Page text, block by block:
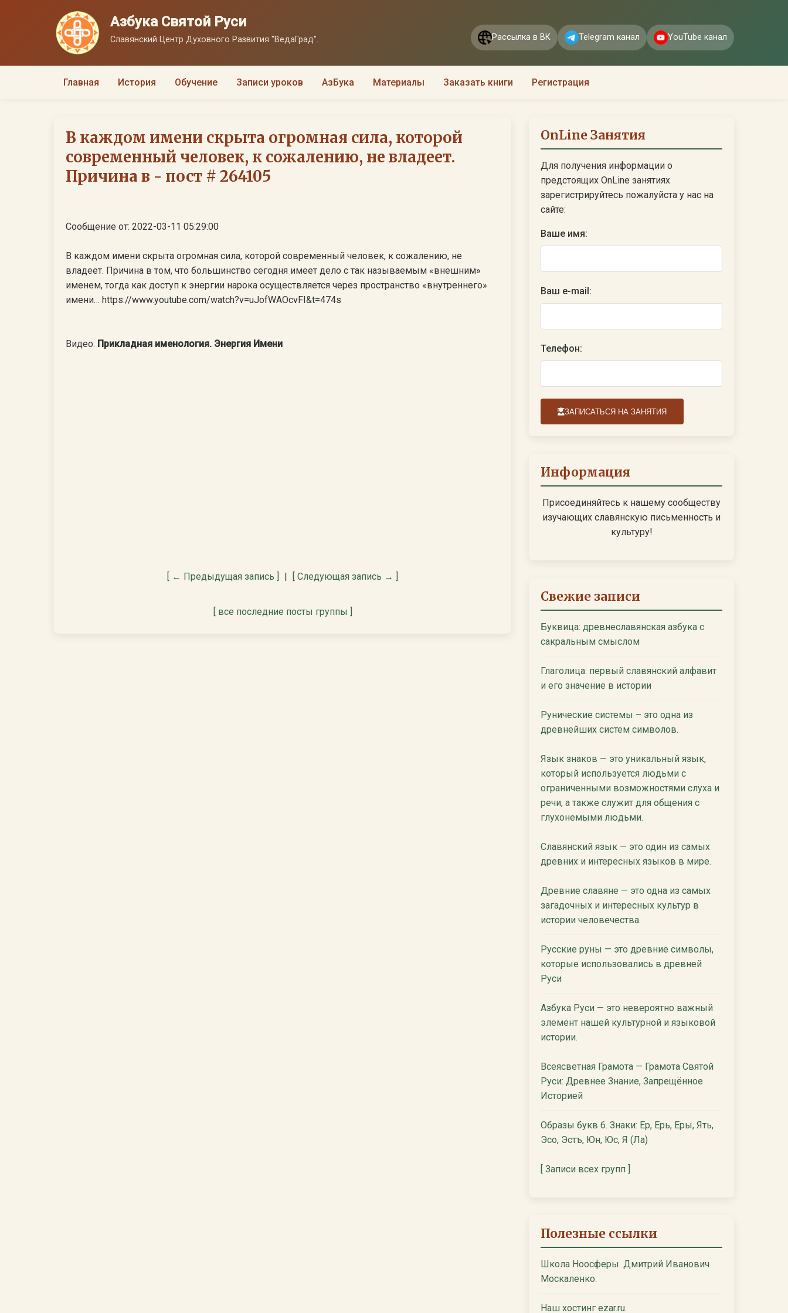
Азбука Святой Руси
Славянский Центр Духовного Развития "ВедаГрад". Рассылка в ВК Telegram канал YouTube канал
Главная История Обучение Записи уроков АзБука Материалы Заказать книги Регистрация
В каждом имени скрыта огромная сила, которой
современный человек, к сожалению, не владеет.
Причина в - пост # 264105
Сообщение от: 2022-03-11 05:29:00
В каждом имени скрыта огромная сила, которой современный человек, к сожалению, не
владеет. Причина в том, что большинство сегодня имеет дело с так называемым «внешним»
именем, тогда как доступ к энергии нарока осуществляется через пространство «внутреннего»
имени… https://www.youtube.com/watch?v=uJofWAOcvFI&t=474s
Видео: Прикладная именология. Энергия Имени
[ ← Предыдущая запись ] | [ Следующая запись → ]
[ все последние посты группы ]
OnLine Занятия
Для получения информации о
предстоящих OnLine занятиях
зарегистрируйтесь пожалуйста у нас на
сайте:
Ваше имя:
Ваш e-mail:
Телефон:
ЗАПИСАТЬСЯ НА ЗАНЯТИЯ
Информация
Присоединяйтесь к нашему сообществу
изучающих славянскую письменность и
культуру!
Свежие записи
Буквица: древнеславянская азбука с
сакральным смыслом
Глаголица: первый славянский алфавит
и его значение в истории
Рунические системы – это одна из
древнейших систем символов.
Язык знаков — это уникальный язык,
который используется людьми с
ограниченными возможностями слуха и
речи, а также служит для общения с
глухонемыми людьми.
Славянский язык — это один из самых
древних и интересных языков в мире.
Древние славяне — это одна из самых
загадочных и интересных культур в
истории человечества.
Русские руны — это древние символы,
которые использовались в древней
Руси
Азбука Руси — это невероятно важный
элемент нашей культурной и языковой
истории.
Всеясветная Грамота — Грамота Святой
Руси: Древнее Знание, Запрещённое
Историей
Образы букв 6. Знаки: Ер, Ерь, Еры, Ять,
Эсо, Эстъ, Юн, Юс, Я (Ла)
[ Записи всех групп ]
Полезные ссылки
Школа Ноосферы. Дмитрий Иванович
Москаленко.
Наш хостинг ezar.ru.